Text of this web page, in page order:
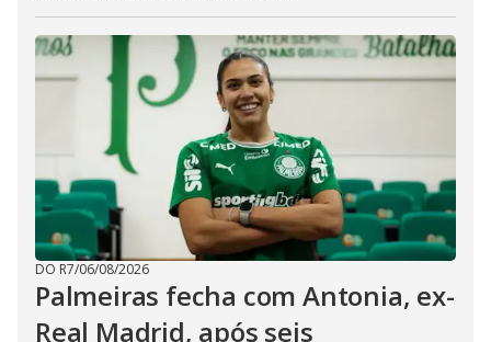
DO R7/06/08/2026
Palmeiras fecha com Antonia, ex-
Real Madrid, após seis